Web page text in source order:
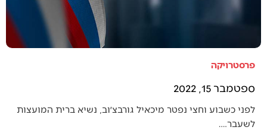
פרסטרויקה
ספטמבר 15, 2022
לפני כשבוע וחצי נפטר מיכאיל גורבצ׳וב, נשיא ברית המועצות
לשעבר.…